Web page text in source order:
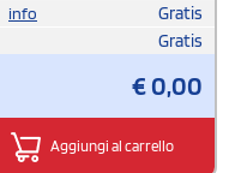
info
Gratis
Gratis
€0,00
Aggiungi al carrello